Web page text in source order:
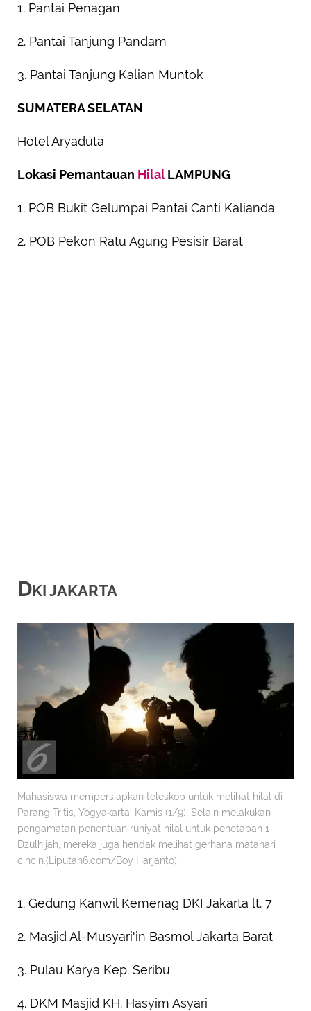
1. Pantai Penagan
2. Pantai Tanjung Pandam
3. Pantai Tanjung Kalian Muntok
SUMATERA SELATAN
Hotel Aryaduta
Lokasi Pemantauan HilalLAMPUNG
1. POB Bukit Gelumpai Pantai Canti Kalianda
2. POB Pekon Ratu Agung Pesisir Barat
DKI JAKARTA
Mahasiswa mempersiapkan teleskop untuk melihat hilal di
Parang Tritis, Yogyakarta, Kamis (1/9). Selain melakukan
pengamatan penentuan ruhiyat hilal untuk penetapan 1
Dzulhijah, mereka juga hendak melihat gerhana matahari
cincin.(Liputan6.com/Boy Harjanto)
1. Gedung Kanwil Kemenag DKI Jakarta lt. 7
2. Masjid Al-Musyari'in Basmol Jakarta Barat
3. Pulau Karya Kep. Seribu
4. DKM Masjid KH. Hasyim Asyari